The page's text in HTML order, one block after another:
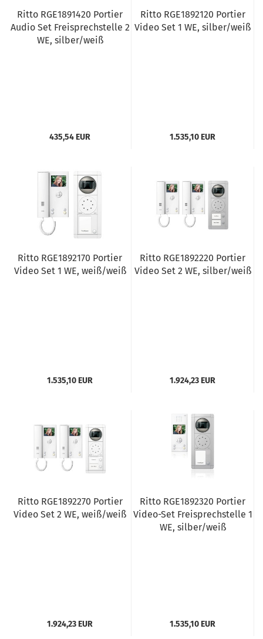
Ritto RGE1891420 Portier
Audio Set Freisprechstelle 2
WE, silber/weiß
435,54 EUR
Ritto RGE1892120 Portier
Video Set 1 WE, silber/weiß
1.535,10 EUR
Ritto RGE1892170 Portier
Video Set 1 WE, weiß/weiß
1.535,10 EUR
Ritto RGE1892220 Portier
Video Set 2 WE, silber/weiß
1.924,23 EUR
Ritto RGE1892270 Portier
Video Set 2 WE, weiß/weiß
1.924,23 EUR
Ritto RGE1892320 Portier
Video-Set Freisprechstelle 1
WE, silber/weiß
1.535,10 EUR